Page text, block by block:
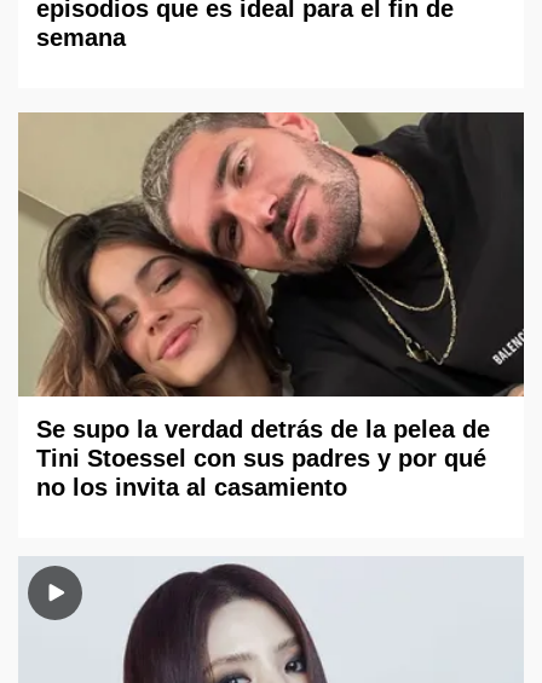
episodios que es ideal para el fin de
semana
Se supo la verdad detrás de la pelea de
Tini Stoessel con sus padres y por qué
no los invita al casamiento